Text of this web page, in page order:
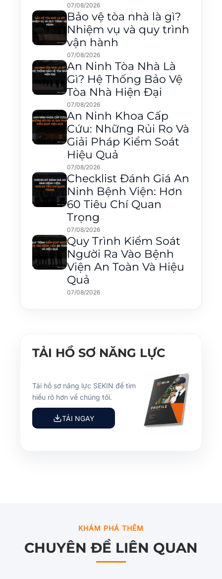
07/08/2026
Bảo vệ tòa nhà là gì?
Nhiệm vụ và quy trình
vận hành
07/08/2026
An Ninh Tòa Nhà Là
Gì? Hệ Thống Bảo Vệ
Tòa Nhà Hiện Đại
07/08/2026
An Ninh Khoa Cấp
Cứu: Những Rủi Ro Và
Giải Pháp Kiểm Soát
Hiệu Quả
07/08/2026
Checklist Đánh Giá An
Ninh Bệnh Viện: Hơn
60 Tiêu Chí Quan
Trọng
07/08/2026
Quy Trình Kiểm Soát
Người Ra Vào Bệnh
Viện An Toàn Và Hiệu
Quả
07/08/2026
TẢI HỒ SƠ NĂNG LỰC
Tải hồ sơ năng lực SEKIN để tìm
hiểu rõ hơn về chúng tôi.
TẢI NGAY
KHÁM PHÁ THÊM
CHUYÊN ĐỀ LIÊN QUAN